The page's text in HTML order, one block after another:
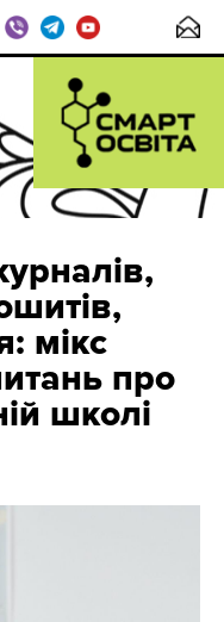
мікс
про
школі